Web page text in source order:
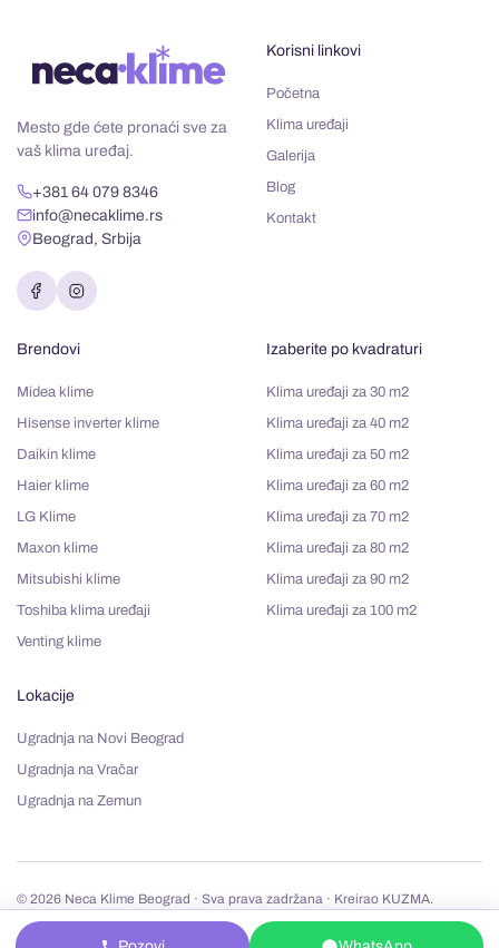
Mesto gde ćete pronaći sve za
vaš klima uređaj.
+381 64 079 8346
info@necaklime.rs
Beograd, Srbija
Korisni linkovi
Početna
Klima uređaji
Galerija
Blog
Kontakt
Brendovi
Midea klime
Hisense inverter klime
Daikin klime
Haier klime
LG Klime
Maxon klime
Mitsubishi klime
Toshiba klima uređaji
Venting klime
Izaberite po kvadraturi
Klima uređaji za 30 m2
Klima uređaji za 40 m2
Klima uređaji za 50 m2
Klima uređaji za 60 m2
Klima uređaji za 70 m2
Klima uređaji za 80 m2
Klima uređaji za 90 m2
Klima uređaji za 100 m2
Lokacije
Ugradnja na Novi Beograd
Ugradnja na Vračar
Ugradnja na Zemun
© 2026 Neca Klime Beograd · Sva prava zadržana · Kreirao KUZMA.
Pravila korišćenjaPolitika privatnosti Reklamacije